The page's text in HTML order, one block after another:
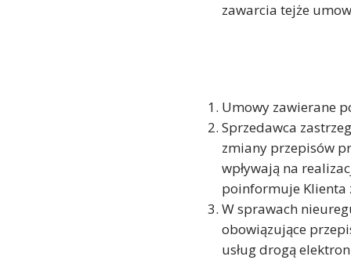
zawarcia tejże
Umowy zawierane
Sprzedawca
zmiany przepisów
wpływają na
poinformuje Klienta
W sprawach
obowiązujące
usług drogą